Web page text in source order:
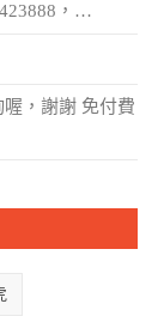
，…
，謝謝 免付費